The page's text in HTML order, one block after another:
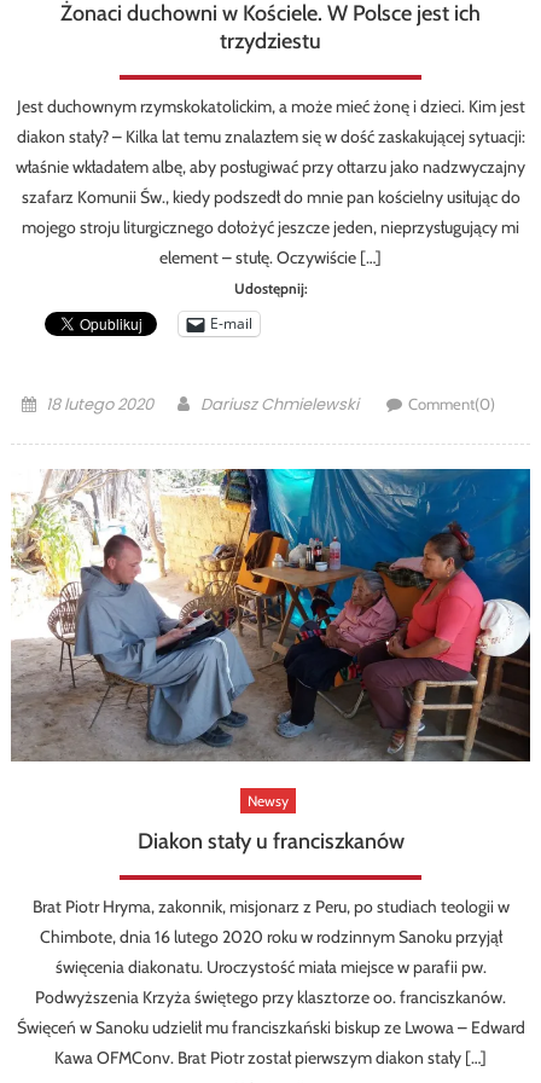
Żonaci duchowni w Kościele. W Polsce jest ich
trzydziestu
Jest duchownym rzymskokatolickim, a może mieć żonę i dzieci. Kim jest
diakon stały? – Kilka lat temu znalazłem się w dość zaskakującej sytuacji:
właśnie wkładałem albę, aby posługiwać przy ołtarzu jako nadzwyczajny
szafarz Komunii Św., kiedy podszedł do mnie pan kościelny usiłując do
mojego stroju liturgicznego dołożyć jeszcze jeden, nieprzysługujący mi
element – stułę. Oczywiście […]
Udostępnij:
E-mail
Posted
18 lutego 2020 Author
Dariusz Chmielewski Comment(0)
Newsy
Diakon stały u franciszkanów
Brat Piotr Hryma, zakonnik, misjonarz z Peru, po studiach teologii w
Chimbote, dnia 16 lutego 2020 roku w rodzinnym Sanoku przyjął
święcenia diakonatu. Uroczystość miała miejsce w parafii pw.
Podwyższenia Krzyża świętego przy klasztorze oo. franciszkanów.
Święceń w Sanoku udzielił mu franciszkański biskup ze Lwowa – Edward
Kawa OFMConv. Brat Piotr został pierwszym diakon stały […]